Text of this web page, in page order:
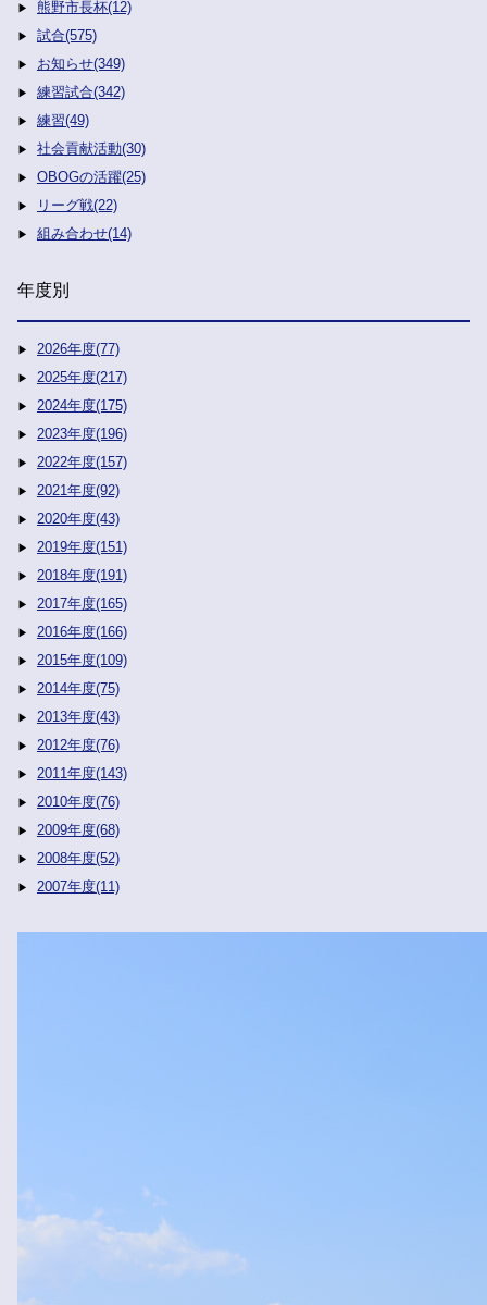
熊野市長杯(12)
試合(575)
お知らせ(349)
練習試合(342)
練習(49)
社会貢献活動(30)
OBOGの活躍(25)
リーグ戦(22)
組み合わせ(14)
年度別
2026年度(77)
2025年度(217)
2024年度(175)
2023年度(196)
2022年度(157)
2021年度(92)
2020年度(43)
2019年度(151)
2018年度(191)
2017年度(165)
2016年度(166)
2015年度(109)
2014年度(75)
2013年度(43)
2012年度(76)
2011年度(143)
2010年度(76)
2009年度(68)
2008年度(52)
2007年度(11)